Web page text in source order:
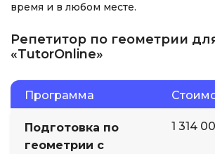
время и в любом месте.
Репетитор по геометрии
«TutorOnline»
Программа
Подготовка по
геометрии с
1 314